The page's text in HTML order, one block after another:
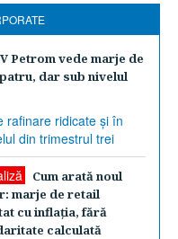
Petrom vede marje de
dar sub nivelul
Cum arată noul
marje de retail
cu inflaţia, fără
calculată